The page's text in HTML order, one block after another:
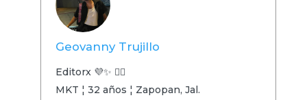
Geovanny Trujillo
Editorx 💜✨ 🏳️‍🌈
MKT ¦ 32 años ¦ Zapopan, Jal.